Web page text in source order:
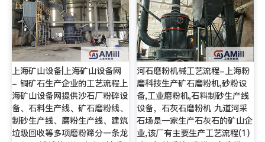
上海矿山设备|上海矿山设备网
- 铜矿石生产企业的工艺流程上
海矿山设备网提供沙石厂粉碎设
备、石料生产线、矿石磨粉线、
制砂生产线、磨粉生产线、建筑
垃圾回收等多项磨粉筛分一条龙
河石磨粉机械工艺流程-上海粉
磨科技生产矿石磨粉机,砂粉设
备,工业磨粉机,石料制砂生产线
设备，石灰石磨粉机 九道河采
石场是一家生产石灰石的矿山企
业,该厂有主要生产工艺流程(1)